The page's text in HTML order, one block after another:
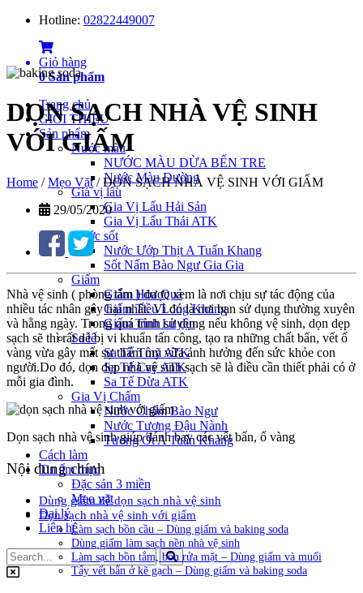
Hotline: 02822449007
Giỏ hàng
0Sản phẩm
Trang chủ
GIỚI THIỆU
Sản phẩm
Nước màu
NƯỚC MÀU DỪA BẾN TRE
Nước Màu Đường
Gia vị lẩu
Gia Vị Lẩu Hải Sản
Gia Vị Lẩu Thái ATK
Nước sốt
Nước Ướp Thịt A Tuấn Khang
Sốt Nấm Bào Ngư Gia Gia
Giấm
Giấm Hoa Quả
Giấm Tiều Long Khang
Giấm Tinh Luyện
Sa tế
Sa Tế Tôm ATK
Sa Tế Cay ATK
Sa Tế Dừa ATK
Gia Vị Chấm
Nước Chấm Bào Ngư
Nước Tương Đậu Nành
Tương Ớt A Tuấn Khang
Cách làm
Tin ẩm thực
Đặc sản 3 miền
Mẹo vặt
Đại lý
Liên hệ
DỌN SẠCH NHÀ VỆ SINH
VỚI GIẤM
Home /Mẹo Vặt/DỌN SẠCH NHÀ VỆ SINH VỚI GIẤM
29/05/2020
Nhà vệ sinh ( phòng tắm ) được xem là nơi chịu sự tác động của
nhiều tác nhân gây hại nhất. Vì đó là nơi bạn sử dụng thường xuyên
và hằng ngày. Trong quá trình sử dụng nếu không vệ sinh, dọn dẹp
sạch sẽ thì rất dễ bị vi khuẩn tấn công, tạo ra những chất bẩn, vết ố
vàng vừa gây mất sự thẩm mỹ vừa ảnh hưởng đến sức khỏe con
người.Do đó, dọn dẹp nhà vệ sinh sạch sẽ là điều cần thiết phải có ở
mỗi gia đình.
Dọn sạch nhà vệ sinh giúp đánh bay các vết bẩn, ổ vàng
Nội dung chính
Dùng giấm để dọn sạch nhà vệ sinh
Dọn sạch nhà vệ sinh với giấm
Làm sạch bồn cầu – Dùng giấm và baking soda
Dùng giấm làm sạch nền nhà vệ sinh
Làm sạch bồn tắm, bồn rửa mặt – Dùng giấm và muối
Tẩy vết bẩn ở kẽ gạch – Dùng giấm và baking soda